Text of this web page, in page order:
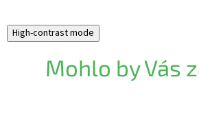
High-contrast mode
Mohlo by Vás